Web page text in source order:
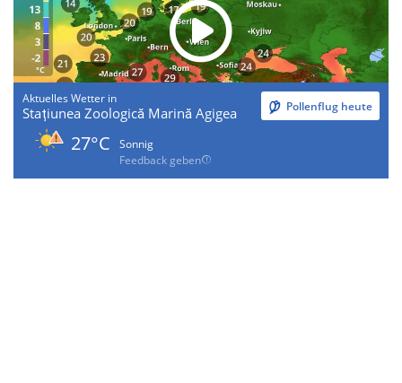
Aktuelles Wetter in
Stațiunea Zoologică Marină Agigea Pollenflug heute
27°C
Sonnig
Feedback geben